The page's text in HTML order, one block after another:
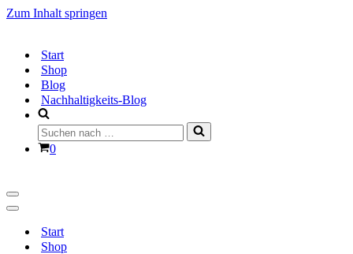
Zum Inhalt springen
Start
Shop
Blog
Nachhaltigkeits-Blog
Suchen
nach …
Warenkorb
0
Navigationsmenü
Navigationsmenü
Start
Shop